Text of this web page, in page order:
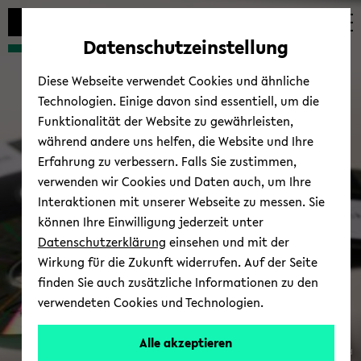
Automatische
vermeiden
zum
wechseln
zum
wechseln
zum
wechseln
© Uni­ver­si­täts­bi­blio­thek Bie­le­feld
Datenschutzeinstellung
Diese Webseite verwendet Cookies und ähnliche
Technologien. Einige davon sind essentiell, um die
Funktionalität der Website zu gewährleisten,
während andere uns helfen, die Website und Ihre
Erfahrung zu verbessern. Falls Sie zustimmen,
verwenden wir Cookies und Daten auch, um Ihre
Interaktionen mit unserer Webseite zu messen. Sie
können Ihre Einwilligung jederzeit unter
Datenschutzerklärung einsehen und mit der
Wirkung für die Zukunft widerrufen. Auf der Seite
finden Sie auch zusätzliche Informationen zu den
verwendeten Cookies und Technologien.
Alle akzeptieren